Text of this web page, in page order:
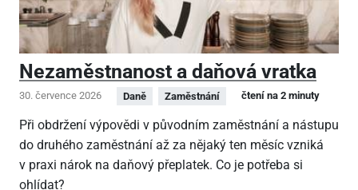
Nezaměstnanost a daňová vratka
30. července 2026 Daně Zaměstnání čtení na 2 minuty
Při obdržení výpovědi v původním zaměstnání a nástupu
do druhého zaměstnání až za nějaký ten měsíc vzniká
v praxi nárok na daňový přeplatek. Co je potřeba si
ohlídat?